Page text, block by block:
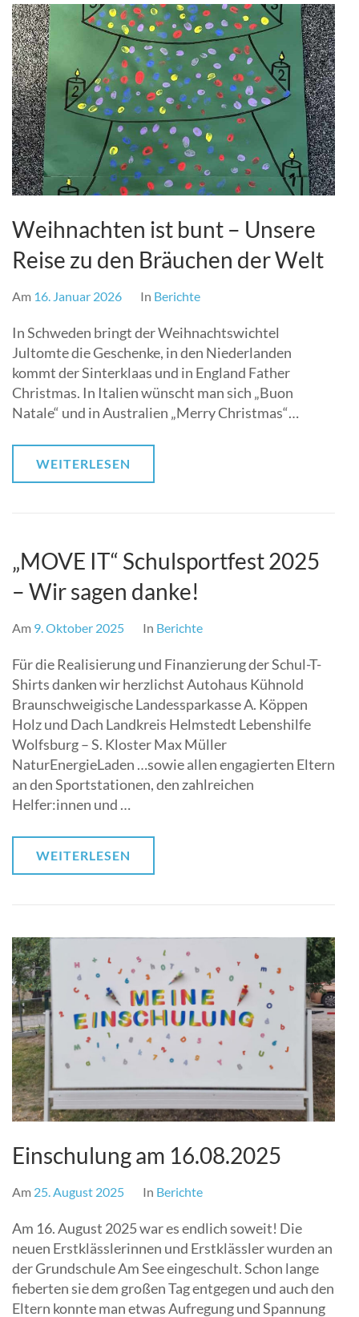
Weihnachten ist bunt – Unsere
Reise zu den Bräuchen der Welt
Am 16. Januar 2026 In Berichte
In Schweden bringt der Weihnachtswichtel
Jultomte die Geschenke, in den Niederlanden
kommt der Sinterklaas und in England Father
Christmas. In Italien wünscht man sich „Buon
Natale“ und in Australien „Merry Christmas“…
WEITERLESEN
„MOVE IT“ Schulsportfest‌ 2025‌
– Wir sagen danke!
Am 9. Oktober 2025 In Berichte
Für die Realisierung und Finanzierung der Schul-T-
Shirts danken wir herzlichst Autohaus Kühnold
Braunschweigische Landessparkasse A. Köppen
Holz und Dach Landkreis Helmstedt Lebenshilfe
Wolfsburg – S. Kloster Max Müller
NaturEnergieLaden …sowie allen engagierten Eltern
an den Sportstationen, den zahlreichen
Helfer:innen und …
WEITERLESEN
Einschulung am 16.08.2025
Am 25. August 2025 In Berichte
Am 16. August 2025 war es endlich soweit! Die
neuen Erstklässlerinnen und Erstklässler wurden an
der Grundschule Am See eingeschult. Schon lange
fieberten sie dem großen Tag entgegen und auch den
Eltern konnte man etwas Aufregung und Spannung